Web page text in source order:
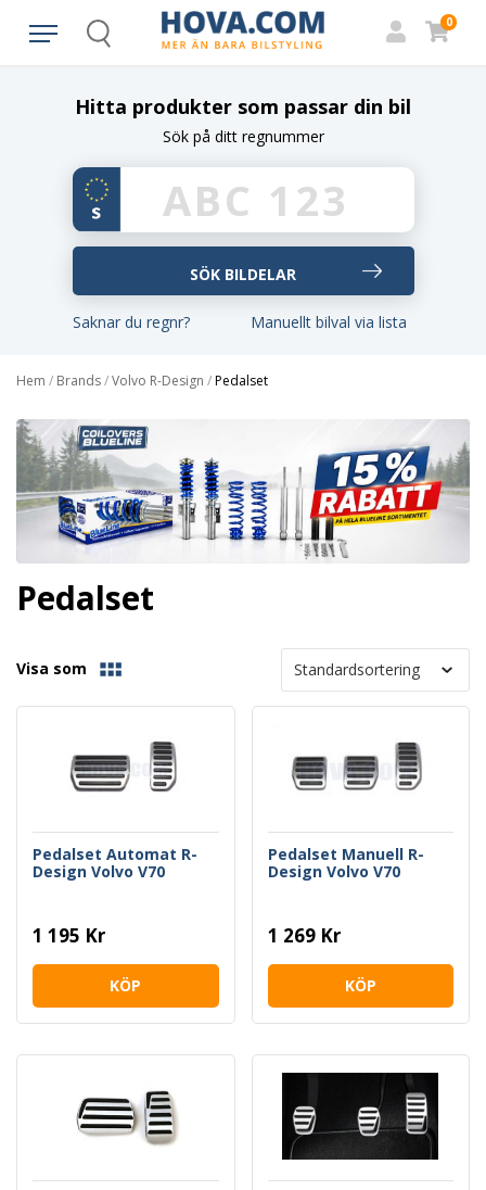
Search
0
Hitta produkter som passar din bil
Sök på ditt regnummer
Saknar du regnr? Manuellt bilval via lista
Hem / Brands/Volvo R-Design /Pedalset
Pedalset
Visa som
Pedalset Automat R-
Design Volvo V70
1 195 Kr
KÖP
Pedalset Manuell R-
Design Volvo V70
1 269 Kr
KÖP